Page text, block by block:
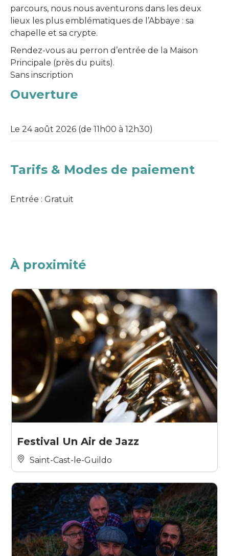
parcours, nous nous aventurons dans les deux
lieux les plus emblématiques de l’Abbaye : sa
chapelle et sa crypte.
Rendez-vous au perron d’entrée de la Maison
Principale (près du puits).
Sans inscription
Ouverture
Le 24 août 2026 (de 11h00 à 12h30)
Tarifs & Modes de paiement
Entrée : Gratuit
À proximité
Festival Un Air de Jazz
Saint-Cast-le-Guildo